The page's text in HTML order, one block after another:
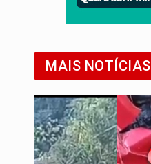
MAIS NOTÍCIAS